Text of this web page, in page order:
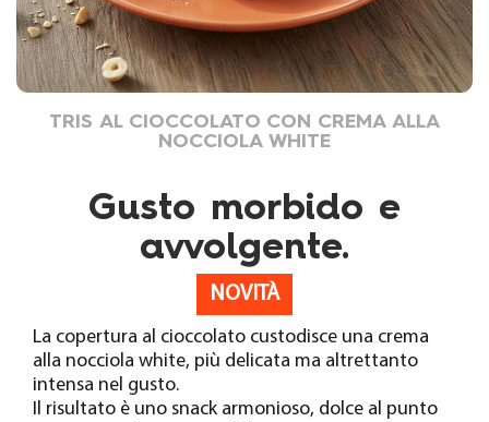
TRIS AL CIOCCOLATO CON CREMA ALLA
NOCCIOLA WHITE
Gusto morbido e
avvolgente.
NOVITÀ
La copertura al cioccolato custodisce una crema
alla nocciola white, più delicata ma altrettanto
intensa nel gusto.
Il risultato è uno snack armonioso, dolce al punto